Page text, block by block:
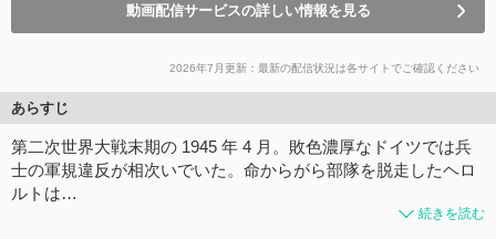
動画配信サービスの詳しい情報を見る
2026年7月更新：最新の配信状況は各サイトでご確認ください
あらすじ
第⼆次世界⼤戦末期の 1945 年 4 ⽉。敗⾊濃厚なドイツでは兵
⼠の軍規違反が相次いでいた。命からがら部隊を脱⾛したヘロ
ルトは…
続きを読む